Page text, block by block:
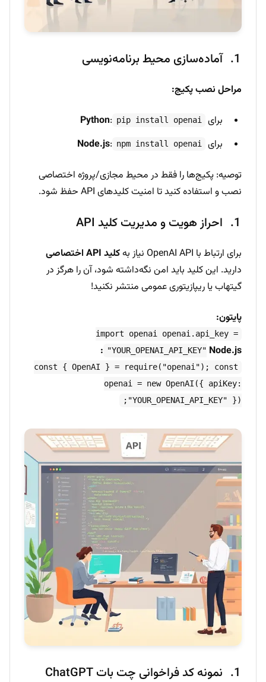
آماده‌سازی محیط برنامه‌نویسی
مراحل نصب پکیج:
برای Python: pip install openai
برای Node.js: npm install openai
توصیه: پکیج‌ها را فقط در محیط مجازی/پروژه اختصاصی
نصب و استفاده کنید تا امنیت کلیدهای API حفظ شود.
احراز هویت و مدیریت کلید API
برای ارتباط با OpenAI API نیاز به
کلید API اختصاصی
دارید. این کلید باید امن نگه‌داشته شود، آن را هرگز در
گیتهاب یا ریپازیتوری عمومی منتشر نکنید!
پایتون:
import openai openai.api_key =
"YOUR_OPENAI_API_KEY" Node.js:
const { OpenAI } = require("openai"); const
openai = new OpenAI({ apiKey:
"YOUR_OPENAI_API_KEY" });
نمونه کد فراخوانی چت بات ChatGPT